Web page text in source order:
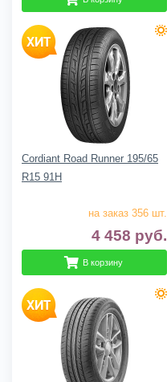
Cordiant Road Runner 195/65
R15 91H
на заказ 356 шт.
4 458 руб.
В корзину